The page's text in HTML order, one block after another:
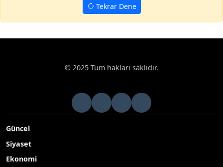
Tekrar Dene
© 2025 Tüm hakları saklıdır.
Güncel
Siyaset
Ekonomi